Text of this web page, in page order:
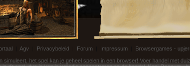
Agv Privacybeleid Forum Impressum Browsergames -
het spel kan je geheel spelen in een browser! Voer handel met